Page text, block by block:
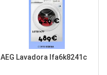
AEG Lavadora lfa6k8241c